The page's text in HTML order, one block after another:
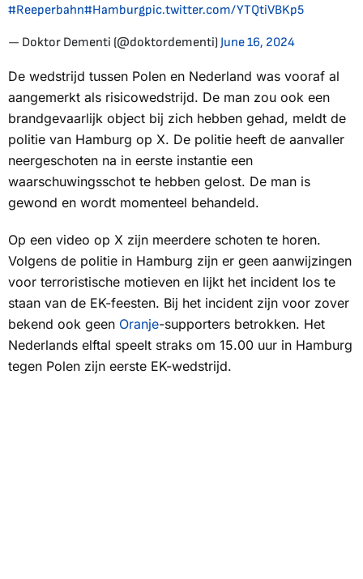
#Reeperbahn#Hamburgpic.twitter.com/YTQtiVBKp5
— Doktor Dementi (@doktordementi)June 16, 2024
De wedstrijd tussen Polen en Nederland was vooraf al
aangemerkt als risicowedstrijd. De man zou ook een
brandgevaarlijk object bij zich hebben gehad, meldt de
politie van Hamburg op X. De politie heeft de aanvaller
neergeschoten na in eerste instantie een
waarschuwingsschot te hebben gelost. De man is
gewond en wordt momenteel behandeld.
Op een video op X zijn meerdere schoten te horen.
Volgens de politie in Hamburg zijn er geen aanwijzingen
voor terroristische motieven en lijkt het incident los te
staan van de EK-feesten. Bij het incident zijn voor zover
bekend ook geen Oranje-supporters betrokken. Het
Nederlands elftal speelt straks om 15.00 uur in Hamburg
tegen Polen zijn eerste EK-wedstrijd.